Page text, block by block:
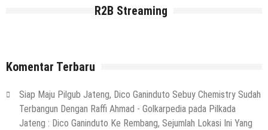
R2B Streaming
Komentar Terbaru
Siap Maju Pilgub Jateng, Dico Ganinduto Sebuy Chemistry Sudah
Terbangun Dengan Raffi Ahmad - Golkarpedia pada Pilkada
Jateng : Dico Ganinduto Ke Rembang, Sejumlah Lokasi Ini Yang